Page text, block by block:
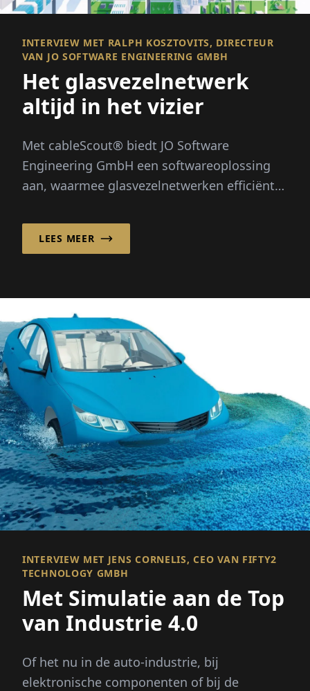
INTERVIEW MET RALPH KOSZTOVITS, DIRECTEUR
VAN JO SOFTWARE ENGINEERING GMBH
Het glasvezelnetwerk
altijd in het vizier
Met cableScout® biedt JO Software
Engineering GmbH een softwareoplossing
aan, waarmee glasvezelnetwerken efficiënt
uur per dag...
LEES MEER
INTERVIEW MET JENS CORNELIS, CEO VAN FIFTY2
TECHNOLOGY GMBH
Met Simulatie aan de Top
van Industrie 4.0
Of het nu in de auto-industrie, bij
elektronische componenten of bij de